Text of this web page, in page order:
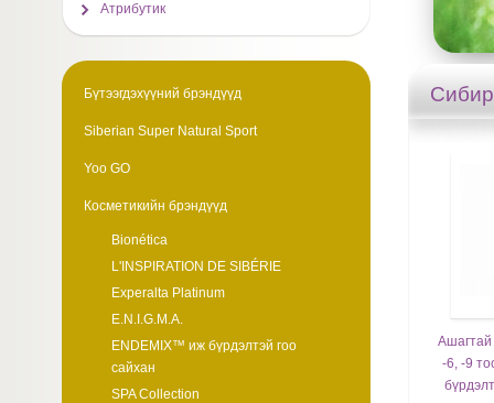
-6, -9
Атрибутик
Бүтээгдэхүүний брэндүүд
Siberian Super Natural Sport
Yoo GO
Косметикийн брэндүүд
Bionética
L'INSPIRATION DE SIBÉRIE
Experalta Platinum
E.N.I.G.M.A.
ENDEMIX™ иж бүрдэлтэй гоо
сайхан
SPA Collection